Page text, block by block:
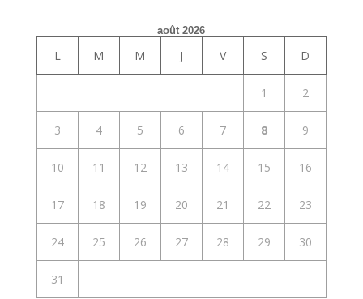
août 2026
L M M J V S D
1 2
3 4 5 6 7 8 9
10 11 12 13 14 15 16
17 18 19 20 21 22 23
24 25 26 27 28 29 30
31